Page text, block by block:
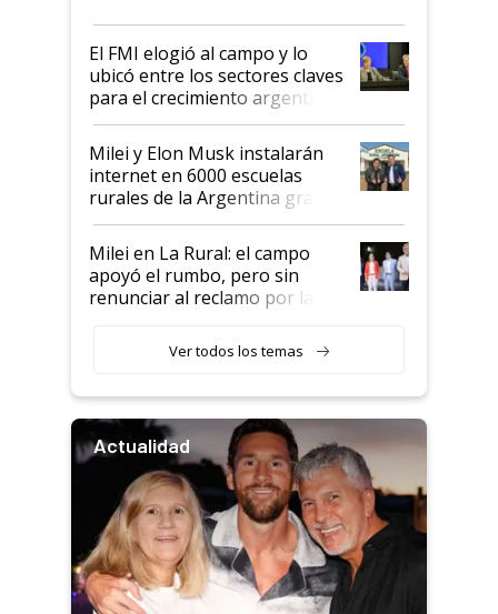
de Milei
El FMI elogió al campo y lo
ubicó entre los sectores claves
para el crecimiento argentino
Milei y Elon Musk instalarán
internet en 6000 escuelas
rurales de la Argentina gracias
a un acuerdo con Starlink
Milei en La Rural: el campo
apoyó el rumbo, pero sin
renunciar al reclamo por las
Ver todos los temas
Actualidad